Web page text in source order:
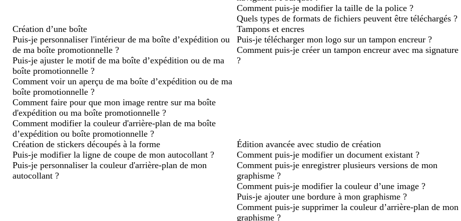
Comment puis-je modifier la taille de la police ?
Quels types de formats de fichiers peuvent être téléchargés ?
Création d’une boîte
Puis-je personnaliser l'intérieur de ma boîte d’expédition ou
de ma boîte promotionnelle ?
Puis-je ajuster le motif de ma boîte d’expédition ou de ma
boîte promotionnelle ?
Comment voir un aperçu de ma boîte d’expédition ou de ma
boîte promotionnelle ?
Comment faire pour que mon image rentre sur ma boîte
d'expédition ou ma boîte promotionnelle ?
Comment modifier la couleur d'arrière-plan de ma boîte
d’expédition ou boîte promotionnelle ?
Tampons et encres
Puis-je télécharger mon logo sur un tampon encreur ?
Comment puis-je créer un tampon encreur avec ma signature
?
Création de stickers découpés à la forme
Puis-je modifier la ligne de coupe de mon autocollant ?
Puis-je personnaliser la couleur d'arrière-plan de mon
autocollant ?
Édition avancée avec studio de création
Comment puis-je modifier un document existant ?
Comment puis-je enregistrer plusieurs versions de mon
graphisme ?
Comment puis-je modifier la couleur d’une image ?
Puis-je ajouter une bordure à mon graphisme ?
Comment puis-je supprimer la couleur d’arrière-plan de mon
graphisme ?